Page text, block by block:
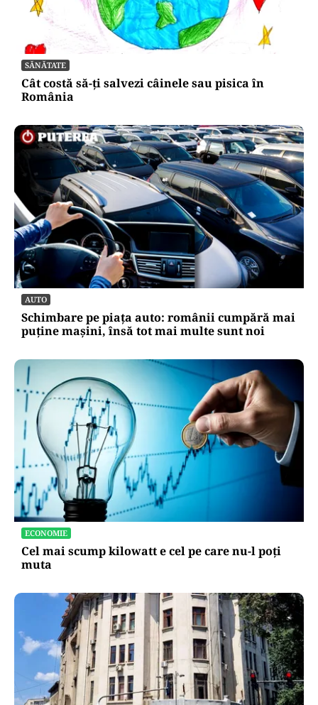
SĂNĂTATE
Cât costă să-ți salvezi câinele sau pisica în
România
AUTO
Schimbare pe piața auto: românii cumpără mai
puține mașini, însă tot mai multe sunt noi
ECONOMIE
Cel mai scump kilowatt e cel pe care nu-l poți
muta